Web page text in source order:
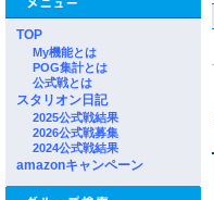
TOP
My機能とは
POG集計とは
公式戦とは
スタリオン日記
2025公式戦結果
2026公式戦募集
2024公式戦結果
amazonキャンペーン